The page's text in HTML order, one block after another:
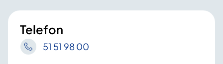
Telefon
51 51 98 00